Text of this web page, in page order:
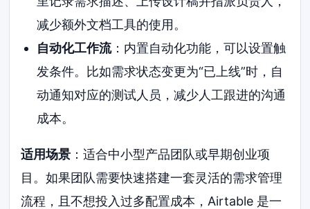
减少额外文档工具的使用。
自动化工作流：内置自动化功能，可以设置触
发条件。比如需求状态变更为“已上线”时，自
动通知对应的测试人员，减少人工跟进的沟通
成本。
适用场景 ：适合中小型产品团队或早期创业项
目。如果团队需要快速搭建一套灵活的需求管理
流程，且不想投入过多配置成本，Airtable 是一